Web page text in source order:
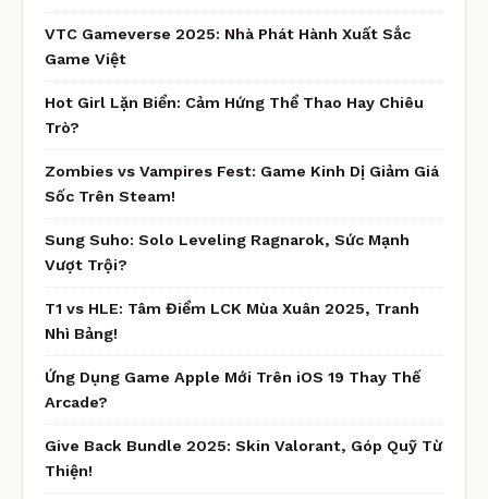
VTC Gameverse 2025: Nhà Phát Hành Xuất Sắc
Game Việt
Hot Girl Lặn Biển: Cảm Hứng Thể Thao Hay Chiêu
Trò?
Zombies vs Vampires Fest: Game Kinh Dị Giảm Giá
Sốc Trên Steam!
Sung Suho: Solo Leveling Ragnarok, Sức Mạnh
Vượt Trội?
T1 vs HLE: Tâm Điểm LCK Mùa Xuân 2025, Tranh
Nhì Bảng!
Ứng Dụng Game Apple Mới Trên iOS 19 Thay Thế
Arcade?
Give Back Bundle 2025: Skin Valorant, Góp Quỹ Từ
Thiện!